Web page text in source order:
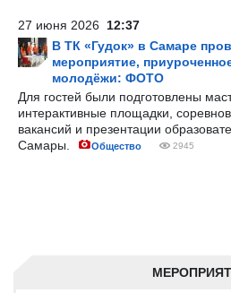
27 июня 2026 12:37
В ТК «Гудок» в Самаре
мероприятие,
молодёжи: ФОТО
Для гостей были подготовлены
интерактивные площадки,
вакансий и презентации
Самары.
Общество 2945